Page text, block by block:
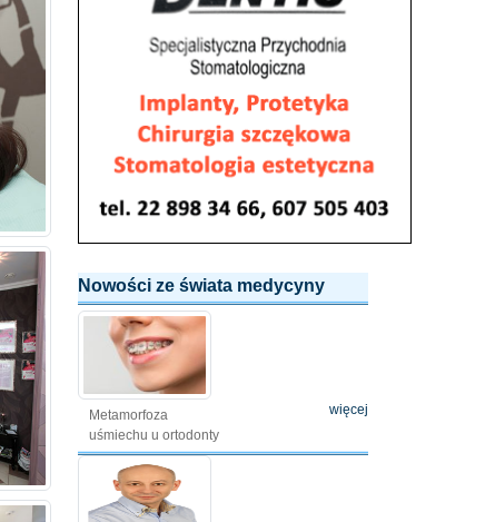
Nowości ze świata medycyny
Metamorfoza
uśmiechu u ortodonty
więcej